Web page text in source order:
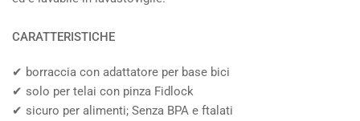
CARATTERISTICHE
✔ borraccia con adattatore per base bici
✔ solo per telai con pinza Fidlock
✔ sicuro per alimenti; Senza BPA e ftalati